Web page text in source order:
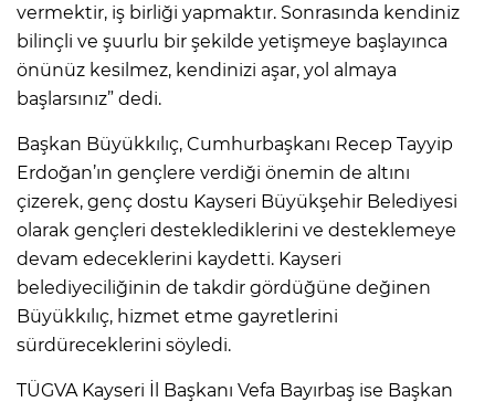
vermektir, iş birliği yapmaktır. Sonrasında kendiniz
bilinçli ve şuurlu bir şekilde yetişmeye başlayınca
önünüz kesilmez, kendinizi aşar, yol almaya
başlarsınız” dedi.
Başkan Büyükkılıç, Cumhurbaşkanı Recep Tayyip
Erdoğan’ın gençlere verdiği önemin de altını
çizerek, genç dostu Kayseri Büyükşehir Belediyesi
olarak gençleri desteklediklerini ve desteklemeye
devam edeceklerini kaydetti. Kayseri
belediyeciliğinin de takdir gördüğüne değinen
Büyükkılıç, hizmet etme gayretlerini
sürdüreceklerini söyledi.
TÜGVA Kayseri İl Başkanı Vefa Bayırbaş ise Başkan